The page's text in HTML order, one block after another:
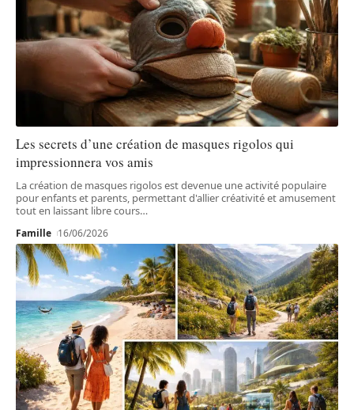
Les secrets d’une création de masques rigolos qui
impressionnera vos amis
La création de masques rigolos est devenue une activité populaire
pour enfants et parents, permettant d'allier créativité et amusement
tout en laissant libre cours…
Famille 16/06/2026